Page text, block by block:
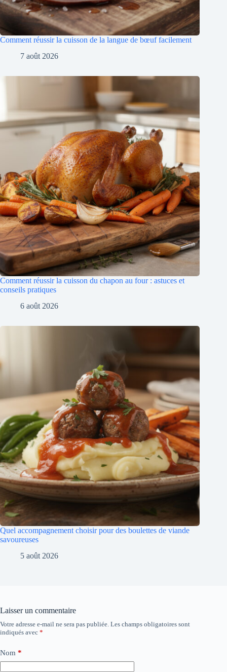
Comment réussir la cuisson de la langue de bœuf facilement
7 août 2026
Comment réussir la cuisson du chapon au four : astuces et
conseils pratiques
6 août 2026
Quel accompagnement choisir pour des boulettes de viande
savoureuses
5 août 2026
Laisser un commentaire
Votre adresse e-mail ne sera pas publiée. Les champs obligatoires sont
indiqués avec *
Nom *